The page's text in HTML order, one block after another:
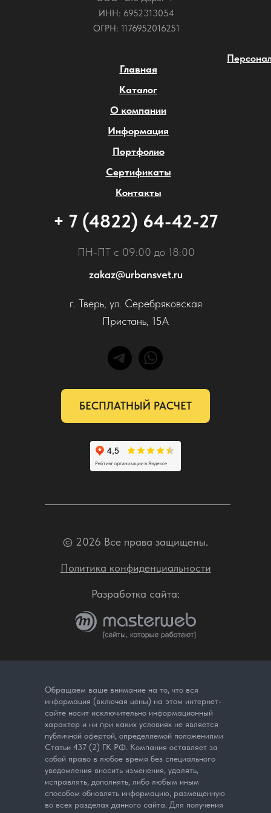
ИНН: 6952313054
ОГРН: 1176952016251
Главная
Каталог
О компании
Информация
Портфолио
Сертификаты
Контакты
ПН-ПТ с 09:00 до 18:00
г. Тверь, ул. Серебряковская
Пристань, 15А
БЕСПЛАТНЫЙ РАСЧЕТ
© 2026 Все права защищены.
Разработка сайта:
Политика конфиденциальности
+ 7 (4822) 64-42-27
zakaz@urbansvet.ru
Обращаем ваше внимание на то, что вся
информация (включая цены) на этом интернет-
сайте носит исключительно информационный
характер и ни при каких условиях не является
публичной офертой, определяемой положениями
Статьи 437 (2) ГК РФ. Компания оставляет за
собой право в любое время без специального
уведомления вносить изменения, удалять,
исправлять, дополнять, либо любым иным
способом обновлять информацию, размещенную
во всех разделах данного сайта. Для получения